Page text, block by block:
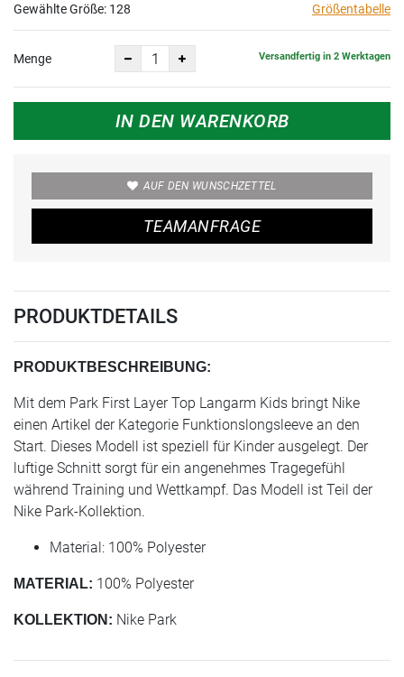
Gewählte Größe: 128 Größentabelle
Menge Versandfertig in 2 Werktagen
IN DEN WARENKORB
AUF DEN WUNSCHZETTEL
TEAMANFRAGE
PRODUKTDETAILS
PRODUKTBESCHREIBUNG:
Mit dem Park First Layer Top Langarm Kids bringt Nike
einen Artikel der Kategorie Funktionslongsleeve an den
Start. Dieses Modell ist speziell für Kinder ausgelegt. Der
luftige Schnitt sorgt für ein angenehmes Tragegefühl
während Training und Wettkampf. Das Modell ist Teil der
Nike Park-Kollektion.
Material: 100% Polyester
MATERIAL: 100% Polyester
KOLLEKTION: Nike Park